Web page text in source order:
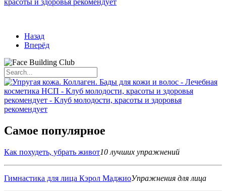
Назад
Вперёд
Самое популярное
Как похудеть, убрать живот10 лучших упражнений
Гимнастика для лица Кэрол МаджиоУпражнения для лица